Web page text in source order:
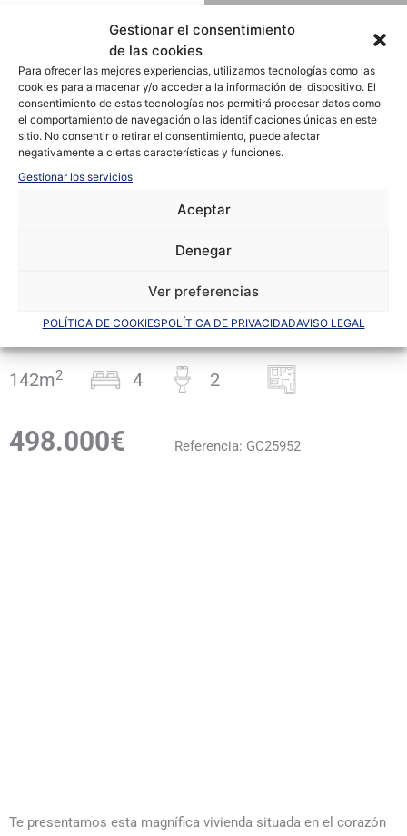
Gestionar el consentimiento
de las cookies
Para ofrecer las mejores experiencias, utilizamos tecnologías como las
cookies para almacenar y/o acceder a la información del dispositivo. El
consentimiento de estas tecnologías nos permitirá procesar datos como
el comportamiento de navegación o las identificaciones únicas en este
sitio. No consentir o retirar el consentimiento, puede afectar
negativamente a ciertas características y funciones.
Gestionar los servicios
Aceptar
Denegar
Ver preferencias
POLÍTICA DE COOKIESPOLÍTICA DE PRIVACIDADAVISO LEGAL
+24 fotos
PLENO CENTRO DE ALICANTE
142m2 4 2
498.000€ Referencia: GC25952
Te presentamos esta magnífica vivienda situada en el corazón